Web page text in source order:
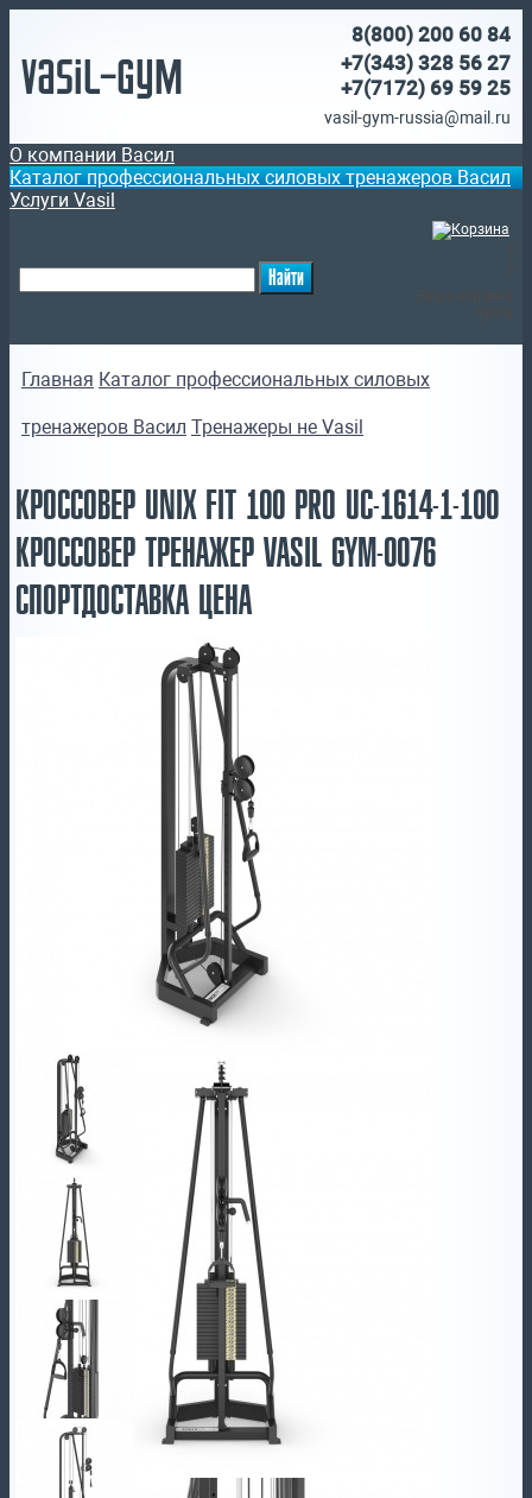
Vasil-Gym
8(800) 200 60 84
+7(343) 328 56 27
+7(7172) 69 59 25
vasil-gym-russia@mail.ru
О компании Васил
Каталог профессиональных силовых тренажеров Васил
Услуги Vasil
Главная Каталог профессиональных силовых
тренажеров Васил Тренажеры не Vasil
КРОССОВЕР UNIX FIT 100 PRO UC-1614-1-100
КРОССОВЕР ТРЕНАЖЕР VASIL GYM-0076
СПОРТДОСТАВКА ЦЕНА